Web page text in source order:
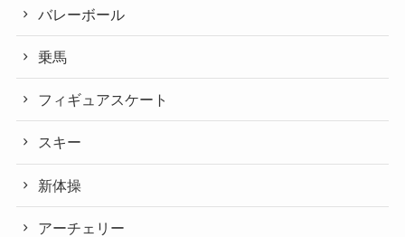
バレーボール
乗馬
フィギュアスケート
スキー
新体操
アーチェリー